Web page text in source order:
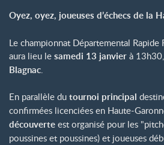
Oyez, oyez, joueuses d’échecs de la
Le championnat Départemental Rapide
aura lieu le samedi 13 janvier à 13h30,
Blagnac
En parallèle du tournoi principal
confirmées licenciées en Haute-
découverte est organisé pour les
poussines et poussines) et joueuses